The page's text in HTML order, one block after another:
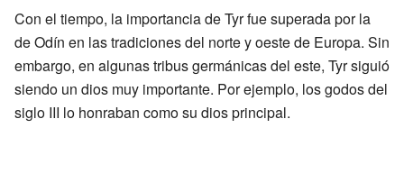
Con el tiempo, la importancia de Tyr fue superada por la
de Odín en las tradiciones del norte y oeste de Europa. Sin
embargo, en algunas tribus germánicas del este, Tyr siguió
siendo un dios muy importante. Por ejemplo, los godos del
siglo III lo honraban como su dios principal.